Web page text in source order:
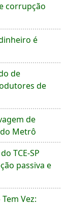
corrupção
é
de
de
de
Metrô
TCE-SP
passiva e
Vez: